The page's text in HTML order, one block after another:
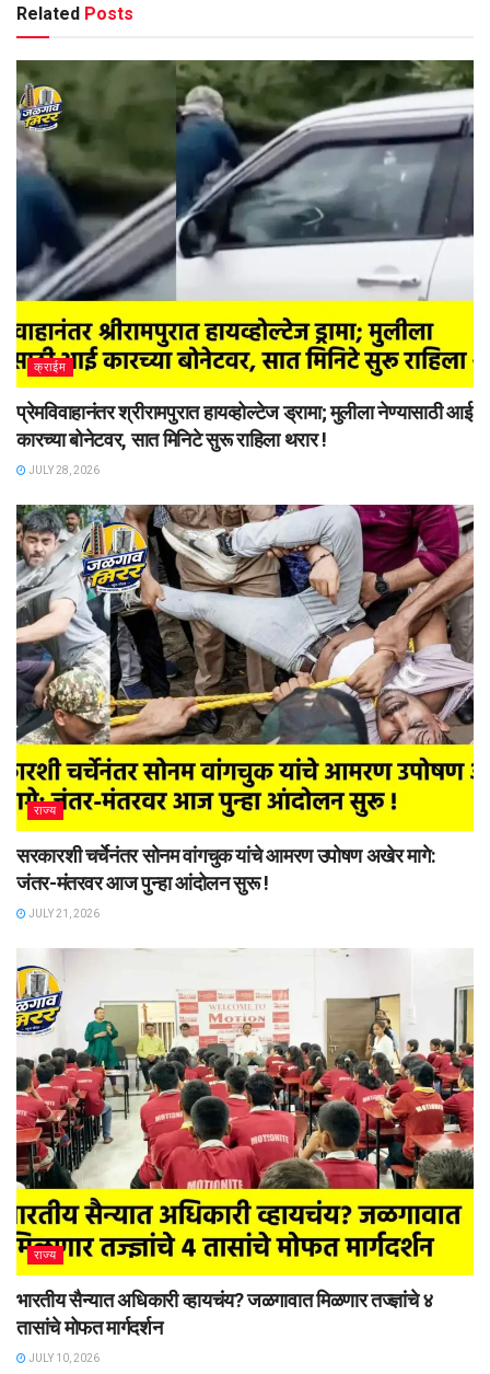
Related Posts
क्राईम
प्रेमविवाहानंतर श्रीरामपुरात हायव्होल्टेज ड्रामा; मुलीला नेण्यासाठी आई
कारच्या बोनेटवर, सात मिनिटे सुरू राहिला थरार !
JULY 28, 2026
राज्य
सरकारशी चर्चेनंतर सोनम वांगचुक यांचे आमरण उपोषण अखेर मागे:
जंतर-मंतरवर आज पुन्हा आंदोलन सुरू !
JULY 21, 2026
राज्य
भारतीय सैन्यात अधिकारी व्हायचंय? जळगावात मिळणार तज्ज्ञांचे ४
तासांचे मोफत मार्गदर्शन
JULY 10, 2026